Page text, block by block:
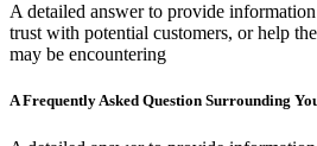
A detailed answer to provide
trust with potential customers, or help
may be encountering
A Frequently Asked Question Surrounding